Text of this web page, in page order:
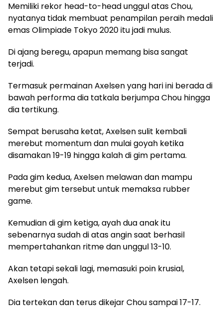
Memiliki rekor head-to-head unggul atas Chou,
nyatanya tidak membuat penampilan peraih medali
emas Olimpiade Tokyo 2020 itu jadi mulus.
Di ajang beregu, apapun memang bisa sangat
terjadi.
Termasuk permainan Axelsen yang hari ini berada di
bawah performa dia tatkala berjumpa Chou hingga
dia tertikung.
Sempat berusaha ketat, Axelsen sulit kembali
merebut momentum dan mulai goyah ketika
disamakan 19-19 hingga kalah di gim pertama.
Pada gim kedua, Axelsen melawan dan mampu
merebut gim tersebut untuk memaksa rubber
game.
Kemudian di gim ketiga, ayah dua anak itu
sebenarnya sudah di atas angin saat berhasil
mempertahankan ritme dan unggul 13-10.
Akan tetapi sekali lagi, memasuki poin krusial,
Axelsen lengah.
Dia tertekan dan terus dikejar Chou sampai 17-17.